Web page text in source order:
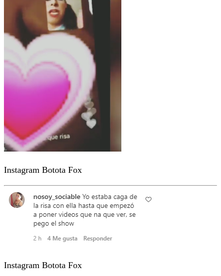
Instagram Botota Fox
Instagram Botota Fox